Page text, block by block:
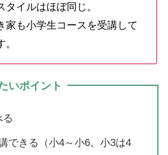
タイルはほぼ同じ。
家も小学生コースを受講して
いポイント
る
できる（小4～小6。小3は4